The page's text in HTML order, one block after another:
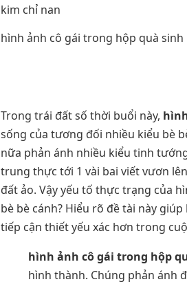
kim chỉ nan
hình ảnh cô gái trong hộp quà sinh
Trong trái đất số thời buổi này,
sống của tương đối nhiều kiểu bè
nữa phản ánh nhiều kiểu tinh
trung thực tới 1 vài bai viết vươn
đất ảo. Vậy yếu tố thực trạng của
bè bè cánh? Hiểu rõ đề tài này
tiếp cận thiết yếu xác hơn trong
hình ảnh cô gái trong hộp
hình thành. Chúng phản ánh